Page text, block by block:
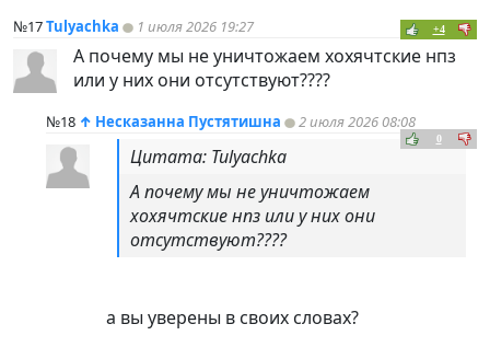
№17Tulyachka 1 июля 2026 19:27 +4
А почему мы не уничтожаем хохячтские нпз
или у них они отсутствуют????
№18 ↑ Несказанна Пустятишна 2 июля 2026 08:08
0
Цитата: Tulyachka
А почему мы не уничтожаем
хохячтские нпз или у них они
отсутствуют????
а вы уверены в своих словах?